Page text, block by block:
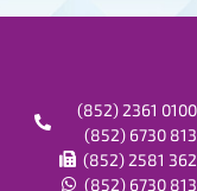
(852) 2361 0100
(852) 6730
(852) 2581
(852) 6730